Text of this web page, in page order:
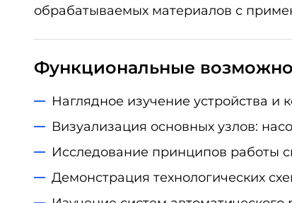
обрабатываемых материалов с
Функциональные
Наглядное изучение устройства
Визуализация основных узлов:
Исследование принципов работы
Демонстрация технологических